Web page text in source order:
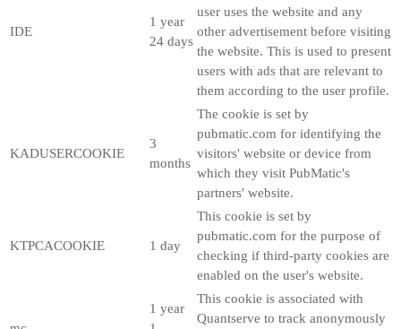
IDE
1 year
24 days
user uses the website and any
other advertisement before visiting
the website. This is used to present
users with ads that are relevant to
them according to the user profile.
KADUSERCOOKIE
3
months
The cookie is set by
pubmatic.com for identifying the
visitors' website or device from
which they visit PubMatic's
partners' website.
KTPCACOOKIE 1 day
This cookie is set by
pubmatic.com for the purpose of
checking if third-party cookies are
enabled on the user's website.
1 year
This cookie is associated with
Quantserve to track anonymously